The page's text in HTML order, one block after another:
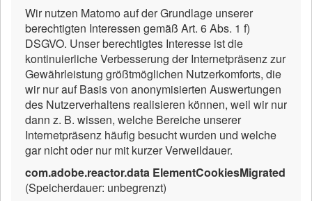
Wir nutzen Matomo auf der Grundlage unserer
berechtigten Interessen gemäß Art. 6 Abs. 1 f)
DSGVO. Unser berechtigtes Interesse ist die
kontinuierliche Verbesserung der Internetpräsenz zur
Gewährleistung größtmöglichen Nutzerkomforts, die
wir nur auf Basis von anonymisierten Auswertungen
des Nutzerverhaltens realisieren können, weil wir nur
dann z. B. wissen, welche Bereiche unserer
Internetpräsenz häufig besucht wurden und welche
gar nicht oder nur mit kurzer Verweildauer.
com.adobe.reactor.data ElementCookiesMigrated
(Speicherdauer: unbegrenzt)